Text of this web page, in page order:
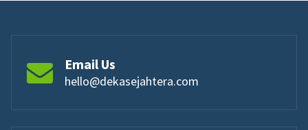
Email Us
hello@dekasejahtera.com